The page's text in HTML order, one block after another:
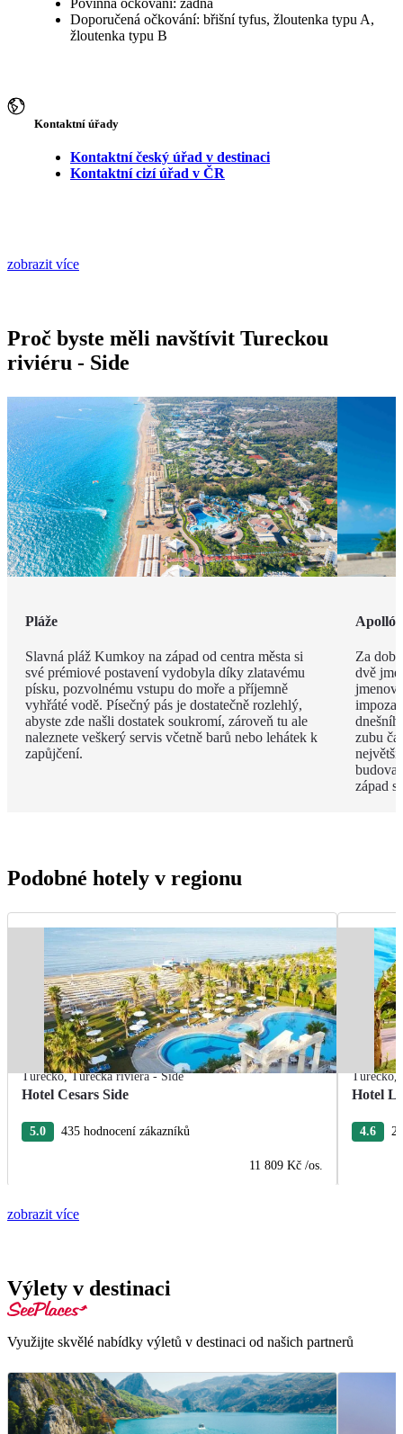
Povinná očkování: žádná
Doporučená očkování: břišní tyfus, žloutenka typu A,
žloutenka typu B
Kontaktní úřady
Kontaktní český úřad v destinaci
Kontaktní cizí úřad v ČR
zobrazit více
Proč byste měli navštívit Tureckou
riviéru - Side
Pláže
Slavná pláž Kumkoy na západ od centra města si
své prémiové postavení vydobyla díky zlatavému
písku, pozvolnému vstupu do moře a příjemně
vyhřáté vodě. Písečný pás je dostatečně rozlehlý,
abyste zde našli dostatek soukromí, zároveň tu ale
naleznete veškerý servis včetně barů nebo lehátek k
zapůjčení.
Za dob
dvě
zubu
největší
budova
západ
Podobné hotely v regionu
Turecko,Turecká riviéra - Side
Hotel Cesars Side
5.0 435 hodnocení zákazníků
11 809 Kč /os.
Turecko,
Hotel
4.6
zobrazit více
Výlety v destinaci
Využijte skvělé nabídky výletů v destinaci od našich partnerů